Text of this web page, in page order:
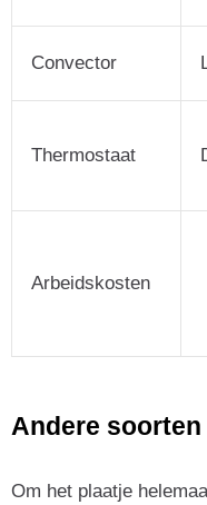
Convector
Thermostaat
Arbeidskosten
Andere
Om het plaatje